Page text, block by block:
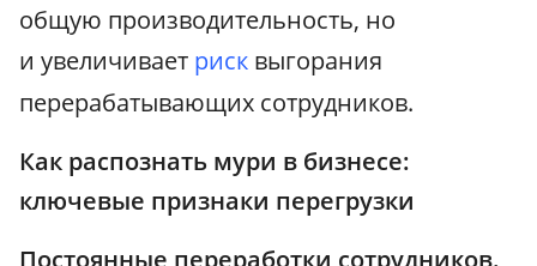
общую производительность, но
и увеличивает риск выгорания
перерабатывающих сотрудников.
Как распознать мури в бизнесе:
ключевые признаки перегрузки
Постоянные переработки сотрудников.